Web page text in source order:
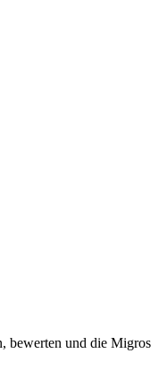
bewerten und die Migros